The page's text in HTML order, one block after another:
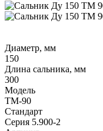
Диаметр, мм
150
Длина сальника, мм
300
Модель
ТМ-90
Стандарт
Серия 5.900-2